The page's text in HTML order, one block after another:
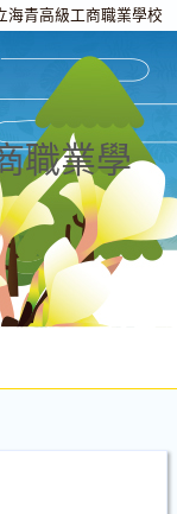
海青高級工商職業學校
職業學